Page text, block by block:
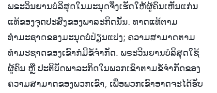
ພຣະວິນຍານບໍລິສຸດໃນມະນຸດຈຶ່ງເຮັດໃຫ້ຜູ້ຄົນເຫັນແກ່ນ
ແທ້ຂອງຈຸດປະສົງຂອງພາລະກິດນັ້ນ. ທາດແທ້ຕາມ
ທຳມະຊາດຂອງມະນຸດບໍ່ປ່ຽນແປງ; ຄວາມສາມາດຕາມ
ທຳມະຊາດຂອງເຂົາກໍມີຂໍ້ຈຳກັດ. ພຣະວິນຍານບໍລິສຸດໃຊ້
ຜູ້ຄົນ ຫຼື ປະຕິບັດພາລະກິດໃນພວກເຂົາຕາມຂໍ້ຈຳກັດຂອງ
ຄວາມສາມາດຂອງພວກເຂົາ, ເພື່ອພວກເຂົາອາດຈະໄດ້ຮັບ